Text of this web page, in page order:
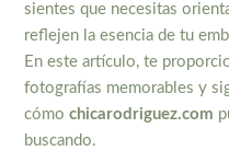
sientes que necesitas
reflejen la esencia de tu
En este artículo, te
fotografías memorables y
cómochicarodriguez.com
buscando.